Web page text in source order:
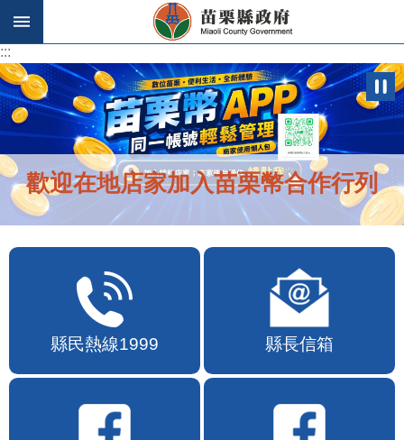
跳到主要內容區塊
:::
:::
歡迎在地店家加入苗栗幣合作行列
縣民熱線1999 縣長信箱